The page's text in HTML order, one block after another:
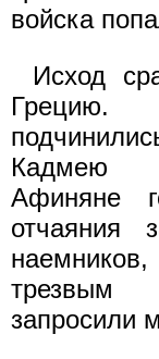
войска
Исход
Грецию.
Кадмею
Афиняне
отчаяния
трезвым
запросили